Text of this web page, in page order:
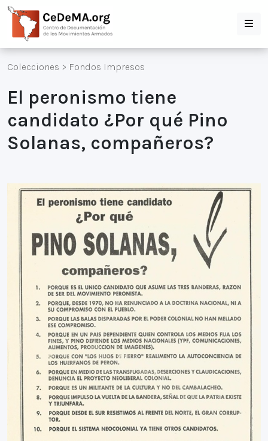
Colecciones > Fondos Impresos
El peronismo tiene
candidato ¿Por qué Pino
Solanas, compañeros?